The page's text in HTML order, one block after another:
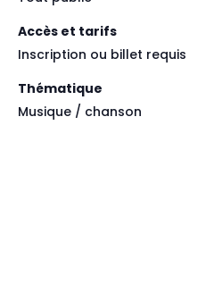
Accès et tarifs
Inscription ou billet requis
Thématique
Musique / chanson